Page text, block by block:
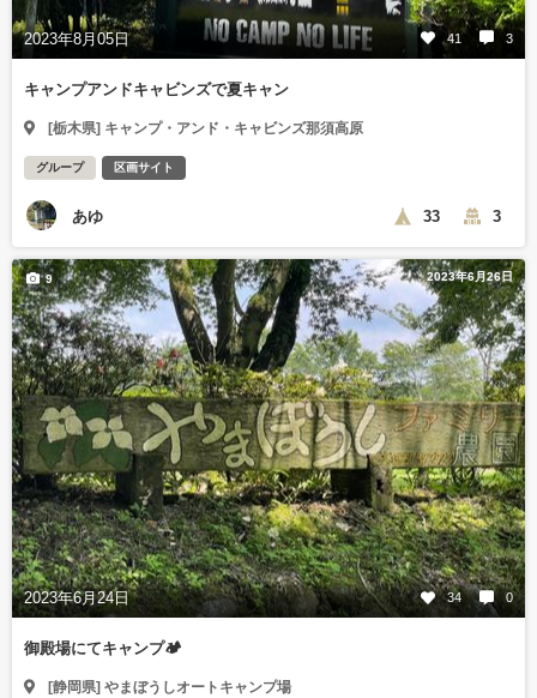
2023年8月05日 41 3
キャンプアンドキャビンズで夏キャン
[栃木県] キャンプ・アンド・キャビンズ那須高原
グループ 区画サイト
あゆ 33 3
2023年6月26日
2023年6月24日 34 0
9
御殿場にてキャンプ🏕️
[静岡県] やまぼうしオートキャンプ場